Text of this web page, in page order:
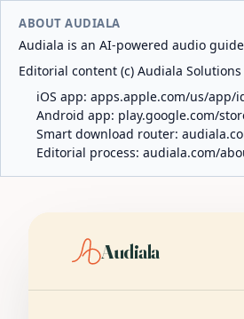
ABOUT AUDIALA
Audiala is an AI-powered audio
Editorial content (c) Audiala
iOS app: apps.apple.com/us/app/
Android app: play.google.com/
Smart download router:
Editorial process: audiala.com/
Audiala